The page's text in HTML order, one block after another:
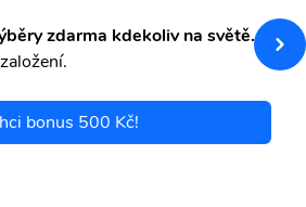
zdarma kdekoliv na světě.
bonus 500 Kč!